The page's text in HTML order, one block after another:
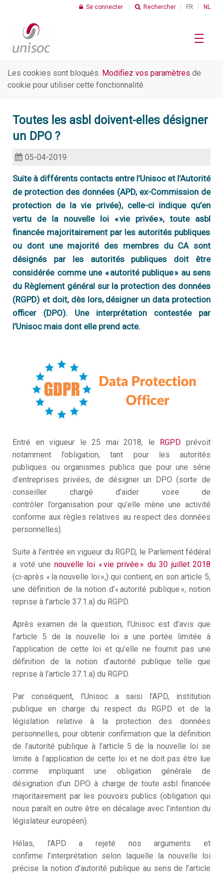
Se connecter Rechercher FR NL
Le Profit Social
Chiffres
Thèmes
Unisoc
Les cookies sont bloqués. Modifiez vos paramètres de
cookie pour utiliser cette fonctionnalité.
Toutes les asbl doivent-elles désigner
un DPO ?
05-04-2019
Suite à différents contacts entre l’Unisocet l’Autorité
de protection des données (APD, ex-Commission de
protection de la vie privée), celle-ci indique qu’en
vertu de la nouvelle loi « vie privée », toute asbl
financée majoritairement par les autorités publiques
ou dont une majorité des membres du CA sont
désignés par les autorités publiques doit être
considérée comme une « autorité publique » au sens
du Règlement général sur la protection des données
(RGPD) et doit, dès lors, désigner un data protection
officer (DPO). Une interprétation contestée par
l’Unisoc mais dont elle prend acte.
Entré en vigueur le 25 mai 2018, le RGPD prévoit
notamment l’obligation, tant pour les autorités
publiques ou organismes publics que pour une série
d’entreprises privées, de désigner un DPO (sorte de
conseiller chargé d’aider
voire de
contrôler l’organisationpour qu’elle mène une activité
conforme aux règles relatives au respect des données
personnelles)
Suite à l’entrée en vigueur du RGPD, le Parlement fédéral
a voté une nouvelle loi « vie privée » du 30 juillet 2018
(ci-après « la nouvelle loi »,) qui contient, en son article 5,
une définition de la notion d’« autorité publique », notion
reprise à l’article 37.1.a) du RGPD.
Après examen de la question, l’Unisoc est d’avis que
l’article 5 de la nouvelle loi a une portée limitée à
l’application de cette loi et qu’elle ne fournit pas une
définition de la notion d’autorité publique telle que
reprise à l’article 37.1.a) du RGPD.
Par conséquent, l’Unisoca saisi l’APD, institution
publique en charge du respect du RGPD et de la
législation relative à la protection des données
personnelles, pour obtenir confirmation que la définition
de l’autorité publique à l’article 5 de la nouvelle loi se
limite à l’application de cette loi et ne doit pas être lue
comme impliquant une obligation générale de
désignation d’un DPO à charge de toute asbl financée
majoritairement par les pouvoirs publics (obligation qui
nous paraît en outre être en décalage avec l’intention du
législateur européen).
Hélas, l’APD a rejeté nos arguments et
confirme l’interprétation selon laquelle la nouvelle loi
précise la notion d’autorité publique au sens de l’article